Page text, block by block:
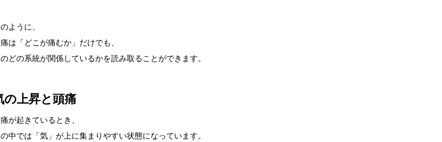
ように、
は「どこが痛むか」だけでも、
どの系統が関係しているかを読み取ることができます。
の上昇と頭痛
が起きているとき、
中では「気」が上に集まりやすい状態になっています。